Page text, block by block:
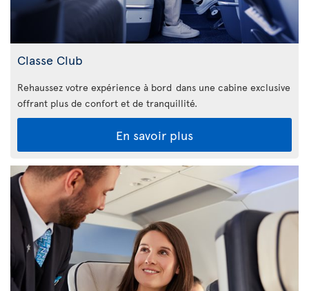
Classe Club
Rehaussez votre expérience à bord dans une cabine exclusive
offrant plus de confort et de tranquillité.
En savoir plus